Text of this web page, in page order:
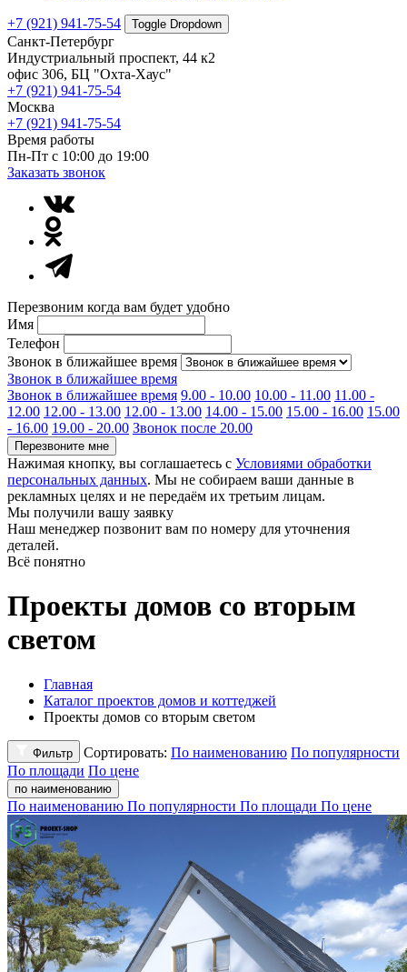
+7 (921) 941-75-54 Toggle Dropdown
Санкт-Петербург
Индустриальный проспект, 44 к2
офис 306, БЦ "Охта-Хаус"
+7 (921) 941-75-54
Москва
+7 (921) 941-75-54
Время работы
Пн-Пт с 10:00 до 19:00
Заказать звонок
Перезвоним когда вам будет удобно
Имя
Телефон
Звонок в ближайшее время
Звонок в ближайшее время
Звонок в ближайшее время 9.00 - 10.00 10.00 - 11.00 11.00 -
12.00 12.00 - 13.00 12.00 - 13.00 14.00 - 15.00 15.00 - 16.00 15.00
- 16.00 19.00 - 20.00 Звонок после 20.00
Перезвоните мне
Нажимая кнопку, вы соглашаетесь с Условиями обработки
персональных данных. Мы не собираем ваши данные в
рекламных целях и не передаём их третьим лицам.
Мы получили вашу заявку
Наш менеджер позвонит вам по номеру для уточнения
деталей.
Всё понятно
Проекты домов со вторым
светом
Главная
Каталог проектов домов и коттеджей
Проекты домов со вторым светом
Фильтр Сортировать: По наименованию По популярности
По площади По цене
по наименованию
По наименованию По популярности По площади По цене